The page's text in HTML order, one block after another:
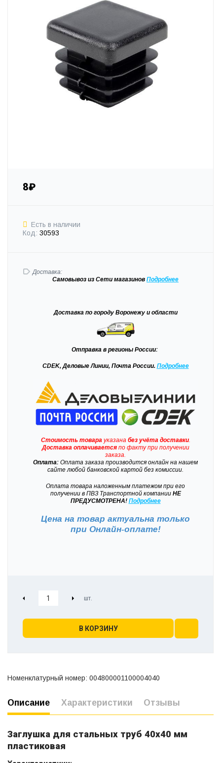
8₽
Есть в наличии
Код: 30593
Доставка:
Самовывоз из Сети магазинов Подробнее
Доставка по городу Воронежу и области
Отправка в регионы России:
CDEK, Деловые Линии, Почта России. Подробнее
Стоимость товарауказана без учёта доставки.
Доставкаоплачиваетсяпо факту при получении
заказа.
Оплата: Оплата заказа производится онлайн на нашем
сайте любой банковской картой без комиссии.
Оплата товара наложенным платежом при его
получении в ПВЗ Транспортной компанииНЕ
ПРЕДУСМОТРЕНА! Подробнее
Цена на товар актуальна только
при Онлайн-оплате!
В КОРЗИНУ
Номенклатурный номер: 004800001100004040
Описание Характеристики Отзывы
Заглушка для стальных труб 40х40 мм
пластиковая